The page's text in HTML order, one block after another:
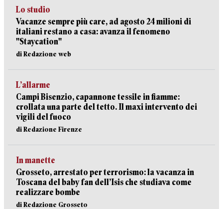
Lo studio
Vacanze sempre più care, ad agosto 24 milioni di
italiani restano a casa: avanza il fenomeno
"Staycation"
di Redazione web
L’allarme
Campi Bisenzio, capannone tessile in fiamme:
crollata una parte del tetto. Il maxi intervento dei
vigili del fuoco
di Redazione Firenze
In manette
Grosseto, arrestato per terrorismo: la vacanza in
Toscana del baby fan dell’Isis che studiava come
realizzare bombe
di Redazione Grosseto